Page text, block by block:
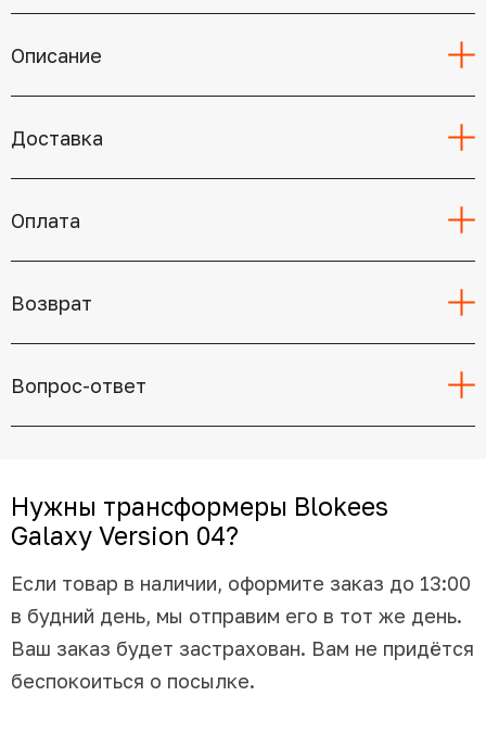
Описание
Доставка
Оплата
Возврат
Вопрос-ответ
Нужны трансформеры Blokees
Galaxy Version 04?
Если товар в наличии, оформите заказ до 13:00
в будний день, мы отправим его в тот же день.
Ваш заказ будет застрахован. Вам не придётся
беспокоиться о посылке.